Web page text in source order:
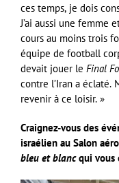
ces temps, je dois
J’ai aussi une femme
cours au moins trois
équipe de football
devait jouer le Final
contre l’Iran a éclaté.
revenir à ce loisir. »
Craignez-vous des
israélien au Salon
bleu et blancqui vous